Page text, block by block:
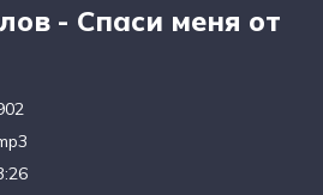
- Спаси меня от